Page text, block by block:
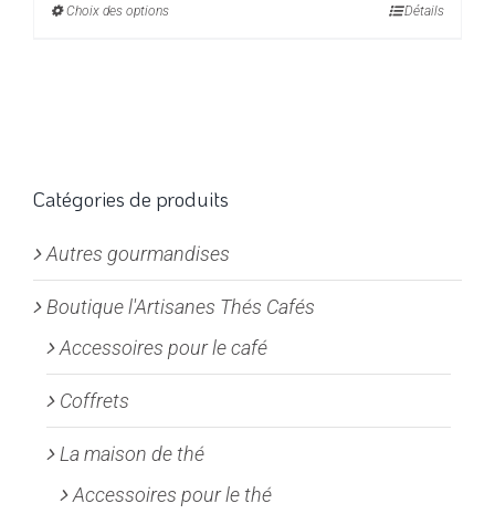
Choix des optionsCe
options
être
choisies
sur
la
page
produit
Détails
Catégories de produits
Autres gourmandises
Boutique l'Artisanes Thés Cafés
Accessoires pour le café
Coffrets
La maison de thé
Accessoires pour le thé